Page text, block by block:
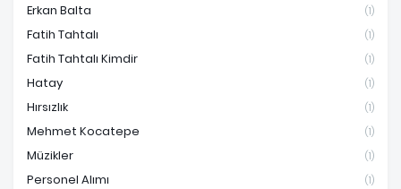
Erkan Balta (1)
Fatih Tahtalı (1)
Fatih Tahtalı Kimdir (1)
Hatay (1)
Hırsızlık (1)
Mehmet Kocatepe (1)
Müzikler (1)
Personel Alımı (1)